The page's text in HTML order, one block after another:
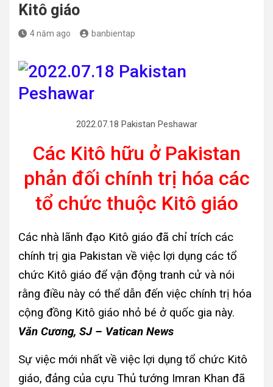
Kitô giáo
4 năm ago banbientap
2022.07.18 Pakistan Peshawar
Các Kitô hữu ở Pakistan
phản đối chính trị hóa các
tổ chức thuộc Kitô giáo
Các nhà lãnh đạo Kitô giáo đã chỉ trích các
chính trị gia Pakistan về việc lợi dụng các tổ
chức Kitô giáo để vận động tranh cử và nói
rằng điều này có thể dẫn đến việc chính trị hóa
cộng đồng Kitô giáo nhỏ bé ở quốc gia này.
Văn Cương, SJ – Vatican News
Sự việc mới nhất về việc lợi dụng tổ chức Kitô
giáo, đảng của cựu Thủ tướng Imran Khan đã